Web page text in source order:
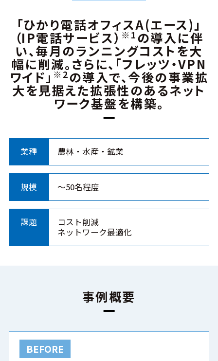
「ひかり電話オフィスA(エース)」
（IP電話サービス） ※1 の導入に伴
い、毎月のランニングコストを大
幅に削減。さらに、「フレッツ・VPN
ワイド」 ※2の導入で、今後の事業拡
大を見据えた拡張性のあるネット
ワーク基盤を構築。
業種 農林・水産・鉱業
規模 ～50名程度
課題
コスト削減
ネットワーク最適化
事例概要
BEFORE